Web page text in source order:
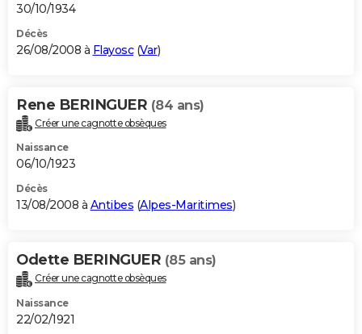
30/10/1934
Décès
26/08/2008 à Flayosc(Var)
Rene BERINGUER (84 ans)
Créer une cagnotte obsèques
Naissance
06/10/1923
Décès
13/08/2008 à Antibes (Alpes-Maritimes)
Odette BERINGUER (85 ans)
Créer une cagnotte obsèques
Naissance
22/02/1921